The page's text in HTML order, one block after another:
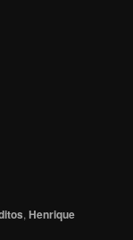
,Henrique